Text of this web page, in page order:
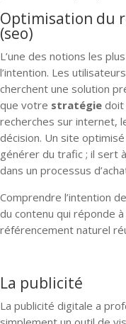
Optimisation du
(seo)
L’une des notions les
l’intention. Les
cherchent une solution
que votre stratégie doit
recherches sur internet,
décision. Un site
générer du trafic ; il sert
dans un processus
Comprendre l’intention
du contenu qui réponde
référencement naturel
La publicité
La publicité digitale a